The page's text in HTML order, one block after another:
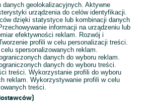
danych geolokalizacyjnych. Aktywne
urządzenia do celów identyfikacji.
dzięki statystyce lub kombinacji danych
informacji na urządzeniu lub
efektywności reklam. Rozwój i
profili w celu personalizacji treści.
spersonalizowanych reklam.
danych do wyboru reklam.
danych do wyboru treści.
treści. Wykorzystanie profili do wyboru
reklam. Wykorzystywanie profili w celu
treści.